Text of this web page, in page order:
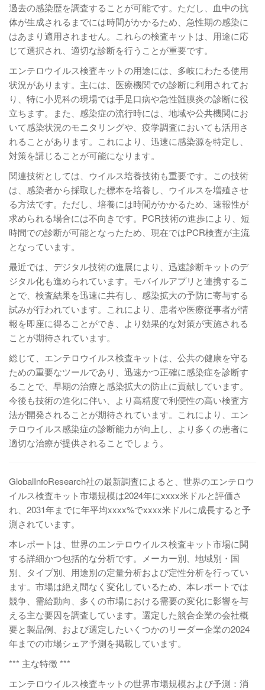
過去の感染歴を調査することが可能です。ただし、血中の抗
体が生成されるまでには時間がかかるため、急性期の感染に
はあまり適用されません。これらの検査キットは、用途に応
じて選択され、適切な診断を行うことが重要です。
エンテロウイルス検査キットの用途には、多岐にわたる使用
状況があります。主には、医療機関での診断に利用されてお
り、特に小児科の現場では手足口病や急性髄膜炎の診断に役
立ちます。また、感染症の流行時には、地域や公共機関にお
いて感染状況のモニタリングや、疫学調査においても活用さ
れることがあります。これにより、迅速に感染源を特定し、
対策を講じることが可能になります。
関連技術としては、ウイルス培養技術も重要です。この技術
は、感染者から採取した標本を培養し、ウイルスを増殖させ
る方法です。ただし、培養には時間がかかるため、速報性が
求められる場合には不向きです。PCR技術の進歩により、短
時間での診断が可能となったため、現在ではPCR検査が主流
となっています。
最近では、デジタル技術の進展により、迅速診断キットのデ
ジタル化も進められています。モバイルアプリと連携するこ
とで、検査結果を迅速に共有し、感染拡大の予防に寄与する
試みが行われています。これにより、患者や医療従事者が情
報を即座に得ることができ、より効果的な対策が実施される
ことが期待されています。
総じて、エンテロウイルス検査キットは、公共の健康を守る
ための重要なツールであり、迅速かつ正確に感染症を診断す
ることで、早期の治療と感染拡大の防止に貢献しています。
今後も技術の進化に伴い、より高精度で利便性の高い検査方
法が開発されることが期待されています。これにより、エン
テロウイルス感染症の診断能力が向上し、より多くの患者に
適切な治療が提供されることでしょう。
GlobalInfoResearch社の最新調査によると、世界のエンテロウ
イルス検査キット市場規模は2024年にxxxx米ドルと評価さ
れ、2031年までに年平均xxxx%でxxxx米ドルに成長すると予
測されています。
本レポートは、世界のエンテロウイルス検査キット市場に関
する詳細かつ包括的な分析です。メーカー別、地域別・国
別、タイプ別、用途別の定量分析および定性分析を行ってい
ます。市場は絶え間なく変化しているため、本レポートでは
競争、需給動向、多くの市場における需要の変化に影響を与
える主な要因を調査しています。選定した競合企業の会社概
要と製品例、および選定したいくつかのリーダー企業の2024
年までの市場シェア予測を掲載しています。
*** 主な特徴 ***
エンテロウイルス検査キットの世界市場規模および予測：消